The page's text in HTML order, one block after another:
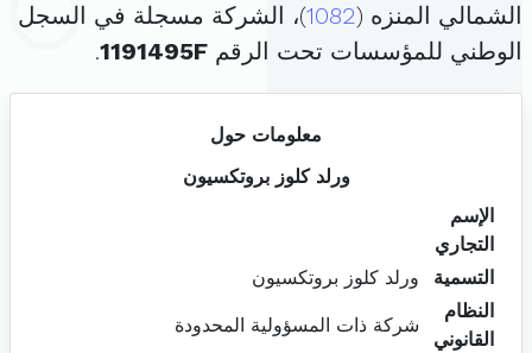
الشمالي المنزه (1082)، الشركة مسجلة في السجل
الوطني للمؤسسات تحت الرقم 1191495F
.
معلومات حول
ورلد كلوز بروتكسيون
الإسم
التجاري
التسمية
ورلد كلوز بروتكسيون
النظام
القانوني
شركة ذات المسؤولية المحدودة